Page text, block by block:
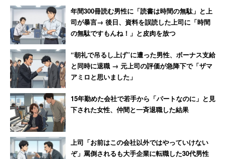
「大学卒」と考えると、この世代はどんなレベルの大学で
も歴然と賃金や労働待遇に差が出ることを体感している。
就職や転職の際、募集要項が「大卒」となっていて落胆し
た人も多いだろう。年功序列が崩れたといっても、まだ多
くの企業はこれまでのやり方を踏襲している。
対して、平成生まれに「学歴はなくてもいい」が6割を占
めることは興味深い。20～28歳は大卒・高卒の違いが人
生にさほど影響を与えていない、もしくは大卒であること
のメリットを感じられないのかもしれない。
ずに怒りの退店【前編】
がアホらしくなり退職
年間300冊読む男性に「読書は時間の無駄」と上
司が暴言→ 後日、資料を誤読した上司に「時間
の無駄ですもんね！」と皮肉を放つ
“朝礼で吊るし上げ”に遭った男性、ボーナス支給
と同時に退職 → 元上司の評価が急降下で「ザマ
アミロと思いました」
15年勤めた会社で若手から「パートなのに」と見
下された女性、仲間と一斉退職した結果
上司「お前はこの会社以外ではやっていけない
ぞ」罵倒されるも大手企業に転職した30代男性